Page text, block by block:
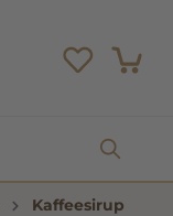
Kaffeesirup